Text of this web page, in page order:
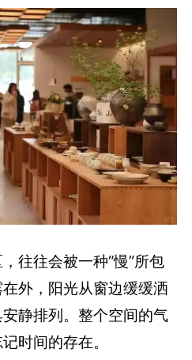
往往会被一种“慢”所包
外，阳光从窗边缓缓洒
静排列。整个空间的气
时间的存在。